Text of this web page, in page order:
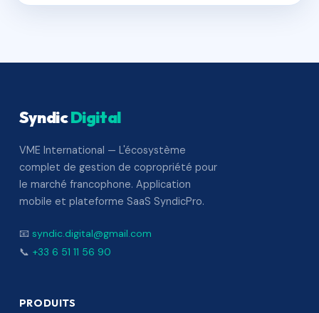
SyndicDigital
VME International — L'écosystème
complet de gestion de copropriété pour
le marché francophone. Application
mobile et plateforme SaaS SyndicPro.
📧 syndic.digital@gmail.com
📞 +33 6 51 11 56 90
PRODUITS